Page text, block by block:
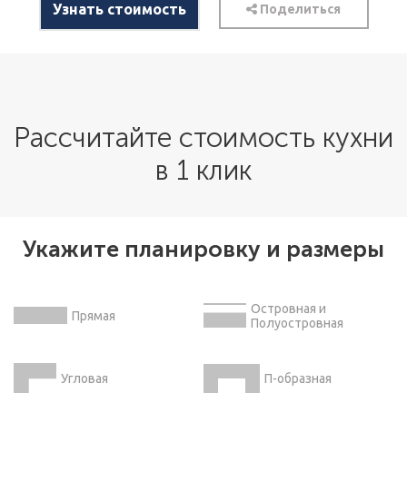
Узнать стоимость Поделиться
Рассчитайте стоимость кухни
в 1 клик
Укажите планировку и размеры
Прямая
Островная и
Полуостровная
Угловая П-образная